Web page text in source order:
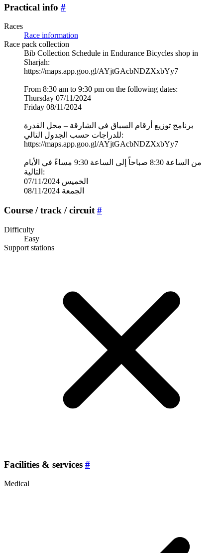
Practical info #
Races
Race information
Race pack collection
Bib Collection Schedule in Endurance Bicycles shop in
Sharjah:
https://maps.app.goo.gl/AYjtGAcbNDZXxbYy7
From 8:30 am to 9:30 pm on the following dates:
Thursday 07/11/2024
Friday 08/11/2024
برنامج توزيع أرقام السباق في الشارقة – محل القدرة
للدراجات حسب الجدول التالي:
https://maps.app.goo.gl/AYjtGAcbNDZXxbYy7
من الساعة 8:30 صباحاً إلى الساعة 9:30 مساءً في الأيام
التالية:
الخميس 07/11/2024
الجمعة 08/11/2024
Course / track / circuit #
Difficulty
Easy
Support stations
Facilities & services #
Medical